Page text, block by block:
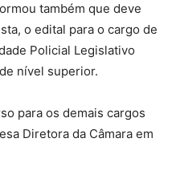
também que deve
o edital para o cargo de
Policial Legislativo
nível superior.
para os demais cargos
Diretora da Câmara em